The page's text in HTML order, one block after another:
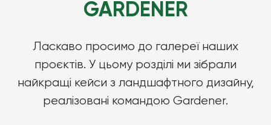
GARDENER
Ласкаво просимо до галереї наших
проєктів. У цьому розділі ми зібрали
найкращі кейси з ландшафтного дизайну,
реалізовані командою Gardener.